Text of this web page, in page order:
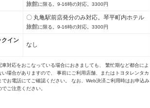
旅館に限る。9-16時の対応。3300円
〇 丸亀駅前店発分のみ対応。琴平町内ホテル
旅館に限る。9-16時の対応。3300円
クイン
なし
対応をおこなっている場合におきましても、 繁忙期など都合によ
い場合がありますので、 事前にご利用店舗、またはトヨタレンタカ
でお電話にてご確認ください。 なお、Web決済ご利用時はお申込み
ご注意ください。